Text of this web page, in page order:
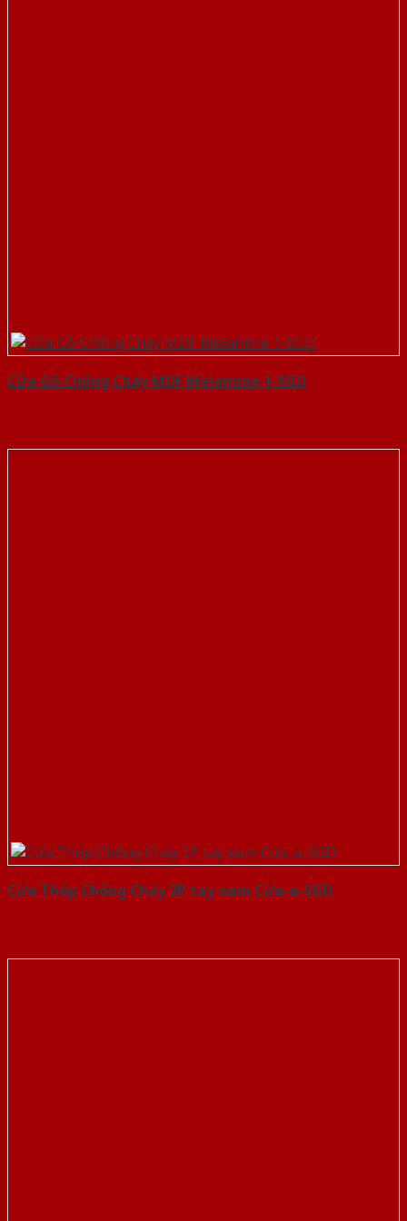
Cửa Gỗ Chống Cháy MDF Melamine 1-SGD
Cửa Thép Chống Cháy 2P tay nam Cửa-a-SGD